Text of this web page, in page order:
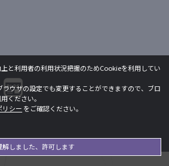
と利用者の利用状況把握のためCookieを利用してい
ウザの設定でも変更することができますので、ブロ
ください。
リシー をご確認ください。
解しました、許可します